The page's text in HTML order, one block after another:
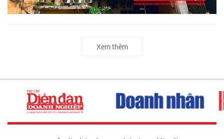
Xem thêm